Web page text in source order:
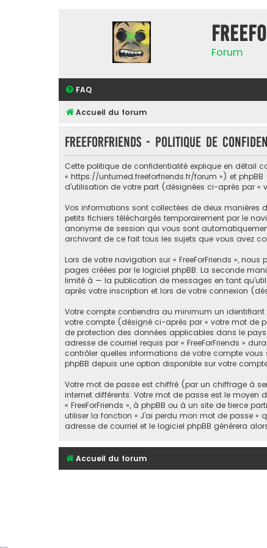
Forum
FAQ
Accueil du forum
FreeForFriends - Politique de
Cette politique de confidentialité explique en détail
« https://unturned.freeforfriends.fr/forum ») et
d’utilisation de votre part (désignées ci-après par «
Vos informations sont collectées de deux manières
petits fichiers téléchargés temporairement par le
anonyme de session qui vous sont
archivant de ce fait tous les sujets que vous avez
Lors de votre navigation sur « FreeForFriends »,
pages créées par le logiciel phpBB. La seconde
limité à — la publication de messages en tant
après votre inscription et lors de votre connexion
Votre compte contiendra au minimum un
votre compte (désigné ci-après par « votre mot de
de protection des données applicables dans le
adresse de courriel requis par « FreeForFriends »
contrôler quelles informations de votre compte
phpBB depuis une option disponible sur votre
Votre mot de passe est chiffré (par un chiffrage à
internet différents. Votre mot de passe est le moyen
« FreeForFriends », à phpBB ou à un site de tierce
utiliser la fonction « J’ai perdu mon mot de passe »
adresse de courriel et le logiciel phpBB générera
Accueil du forum